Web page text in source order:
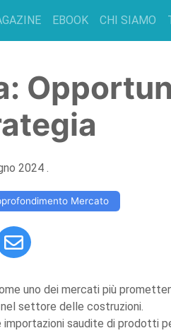
EBOOK CHI SIAMO
2024 .
Mercato
uno dei mercati più
settore delle costruzioni.
saudite di prodotti